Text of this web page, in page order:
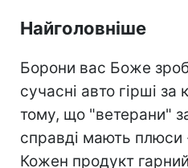
Найголовніше
Борони вас Боже
сучасні авто гірші
тому, що "ветерани"
справді мають плюси
Кожен продукт